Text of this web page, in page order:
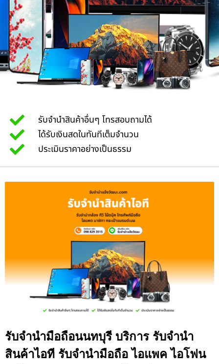
รับจำนำสินค้าอื่นๆ โทรสอบถามได้
ได้รับเงินสดในทันทีเต็มจำนวน
ประเมินราคาอย่างเป็นธรรม
รับจำนำมือถือนนทบุรี บริการ รับจำนำ
สินค้าไอที รับจำนำมือถือ ไอแพค ไอโฟน